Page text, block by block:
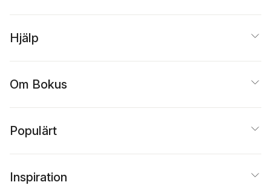
med borgenärens
Hjälp
Om Bokus
Populärt
Inspiration